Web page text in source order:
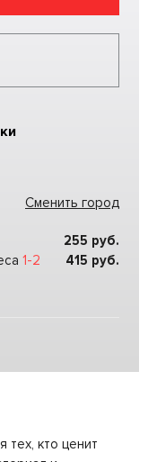
Сменить город
255 руб.
1-2
415 руб.
кто ценит